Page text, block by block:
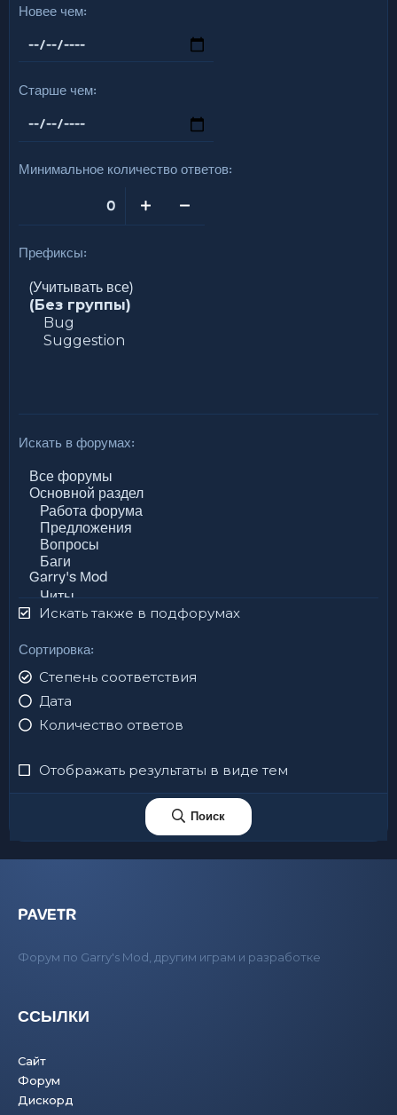
Новее чем
Старше чем
Минимальное количество ответов
Префиксы
Искать в форумах
Искать также в подфорумах
Сортировка
Степень соответствия
Дата
Количество ответов
Отображать результаты в виде тем
Поиск
PAVETR
Форум по Garry's Mod, другим играм и разработке
ССЫЛКИ
Сайт
Форум
Дискорд